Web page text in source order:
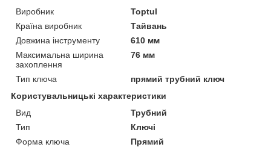
Виробник
Toptul
Країна виробник
Тайвань
Довжина інструменту
610 мм
Максимальна ширина
захоплення
76 мм
Тип ключа
прямий трубний ключ
Користувальницькі характеристики
Вид
Трубний
Тип
Ключі
Форма ключа
Прямий